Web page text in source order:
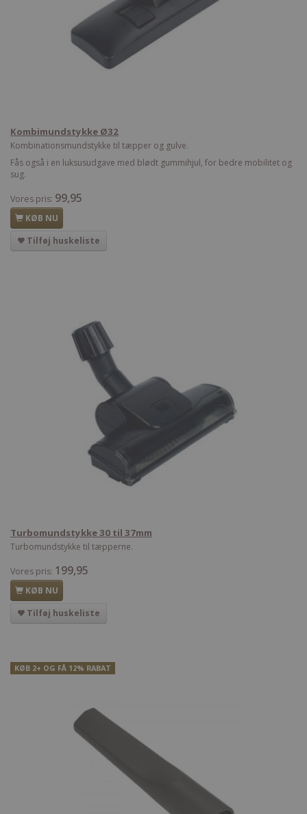
Kombimundstykke Ø32
Kombinationsmundstykke til tæpper og gulve.
Fås også i en luksusudgave med blødt gummihjul, for bedre mobilitet og
sug.
Vores pris: 99,95
KØB NU
Tilføj huskeliste
Turbomundstykke 30 til 37mm
Turbomundstykke til tæpperne.
Vores pris: 199,95
KØB NU
Tilføj huskeliste
KØB 2+ OG FÅ 12% RABAT